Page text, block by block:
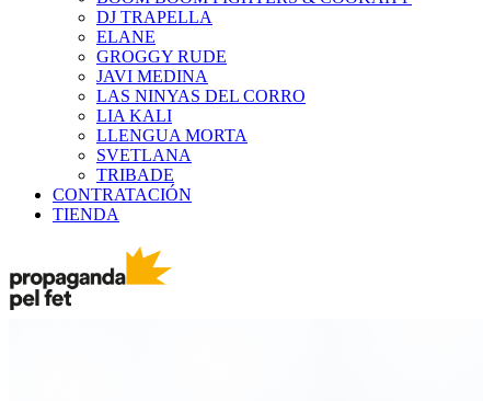
DJ TRAPELLA
ELANE
GROGGY RUDE
JAVI MEDINA
LAS NINYAS DEL CORRO
LIA KALI
LLENGUA MORTA
SVETLANA
TRIBADE
CONTRATACIÓN
TIENDA